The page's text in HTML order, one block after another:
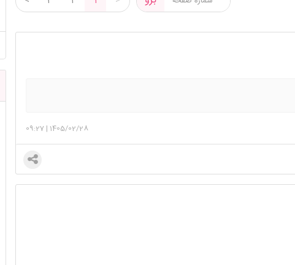
1405/02/28
|
09:27